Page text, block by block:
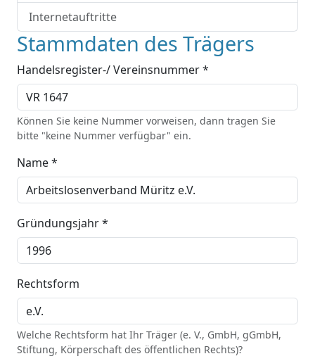
Internetauftritte
Stammdaten des Trägers
Handelsregister-/ Vereinsnummer *
Können Sie keine Nummer vorweisen, dann tragen Sie
bitte "keine Nummer verfügbar" ein.
Name *
Gründungsjahr *
Rechtsform
Welche Rechtsform hat Ihr Träger (e. V., GmbH, gGmbH,
Stiftung, Körperschaft des öffentlichen Rechts)?